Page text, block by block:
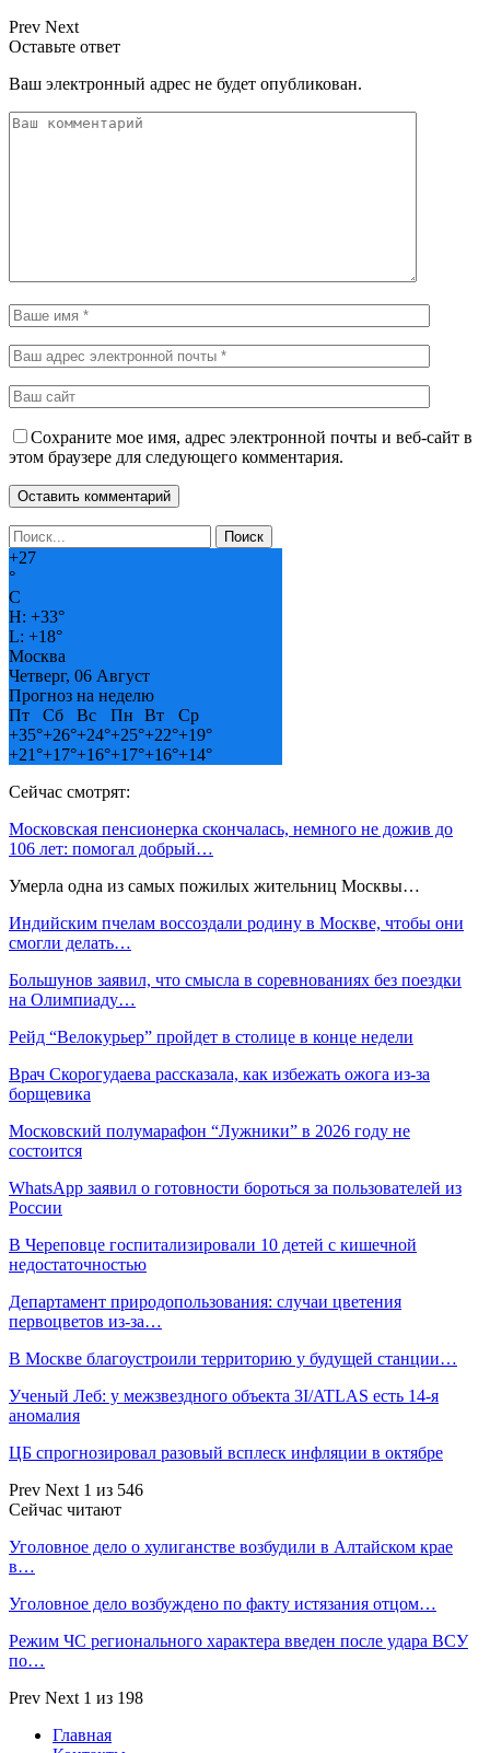
Prev Next
Оставьте ответ
Ваш электронный адрес не будет опубликован.
Сохраните мое имя, адрес электронной почты и веб-сайт в
этом браузере для следующего комментария.
+27
°
C
H: +33°
L: +18°
Москва
Четверг, 06 Август
Прогноз на неделю
Пт
Сб Вс Пн Вт
Ср
+35°+26°+24°+25°+22°+19°
+21°+17°+16°+17°+16°+14°
Сейчас смотрят:
Московская пенсионерка скончалась, немного не дожив до
106 лет: помогал добрый…
Умерла одна из самых пожилых жительниц Москвы…
Индийским пчелам воссоздали родину в Москве, чтобы они
смогли делать…
Большунов заявил, что смысла в соревнованиях без поездки
на Олимпиаду…
Рейд “Велокурьер” пройдет в столице в конце недели
Врач Скорогудаева рассказала, как избежать ожога из-за
борщевика
Московский полумарафон “Лужники” в 2026 году не
состоится
WhatsApp заявил о готовности бороться за пользователей из
России
В Череповце госпитализировали 10 детей с кишечной
недостаточностью
Департамент природопользования: случаи цветения
первоцветов из-за…
В Москве благоустроили территорию у будущей станции…
Ученый Леб: у межзвездного объекта 3I/ATLAS есть 14-я
аномалия
ЦБ спрогнозировал разовый всплеск инфляции в октябре
Prev Next 1 из 546
Сейчас читают
Уголовное дело о хулиганстве возбудили в Алтайском крае
в…
Уголовное дело возбуждено по факту истязания отцом…
Режим ЧС регионального характера введен после удара ВСУ
по…
Prev Next 1 из 198
Главная